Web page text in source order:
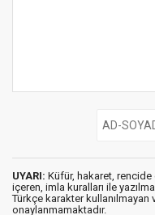
UYARI: Küfür, hakaret, rencide
içeren, imla kuralları ile
Türkçe karakter kullanılmayan
onaylanmamaktadır.